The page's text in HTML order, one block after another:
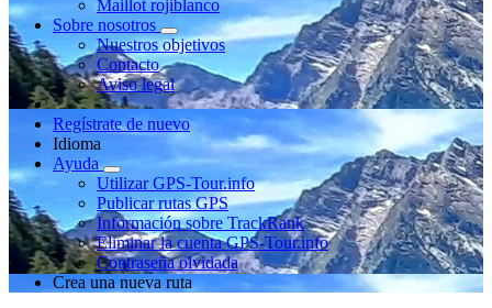
Maillot rojiblanco
Sobre nosotros
Nuestros objetivos
Contacto
Aviso legal
Regístrate de nuevo
Idioma
Ayuda
Utilizar GPS-Tour.info
Publicar rutas GPS
Información sobre TrackRank
Eliminar la cuenta GPS-Tour.info
Contraseña olvidada
Crea una nueva ruta